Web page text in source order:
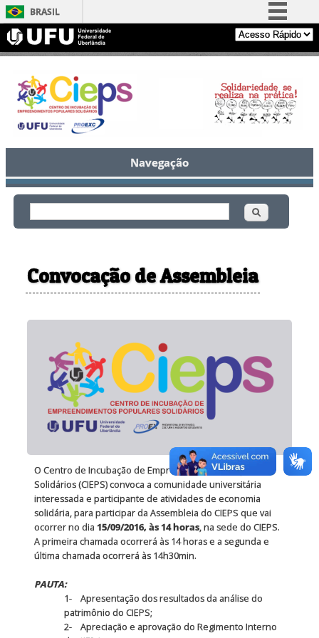
BRASIL
Simplifique!
Comunica BR
Participe
Acesso à informação
Legislação
Canais
Navegação
Formulário de busca
Buscar
Convocação de Assembleia
O Centro de Incubação de Empreendimentos Populares
Solidários (CIEPS) convoca a comunidade universitária
interessada e participante de atividades de economia
solidária, para participar da Assembleia do CIEPS que vai
ocorrer no dia 15/09/2016, às 14 horas, na sede do CIEPS.
A primeira chamada ocorrerá às 14 horas e a segunda e
última chamada ocorrerá às 14h30min.
PAUTA:
1- Apresentação dos resultados da análise do
patrimônio do CIEPS;
2- Apreciação e aprovação do Regimento Interno